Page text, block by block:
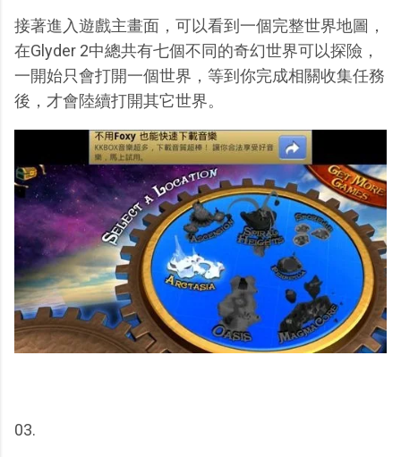
接著進入遊戲主畫面，可以看到一個完整世界地圖，
在Glyder 2中總共有七個不同的奇幻世界可以探險，
一開始只會打開一個世界，等到你完成相關收集任務
後，才會陸續打開其它世界。
03.